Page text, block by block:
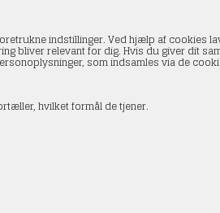
indstillinger. Ved hjælp af cookies
bliver relevant for dig. Hvis du giver dit
som indsamles via de
hvilket formål de tjener.